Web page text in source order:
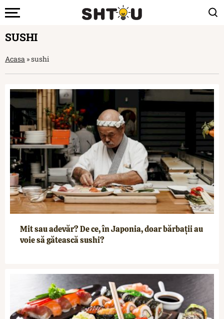
SUSHI
Acasa »sushi
Mit sau adevăr? De ce, în Japonia, doar bărbații au
voie să gătească sushi?